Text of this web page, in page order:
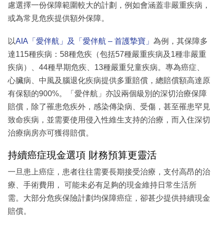
慮選擇一份保障範圍較大的計劃，例如會涵蓋非嚴重疾病，
或為常見危疾提供額外保障。
以AIA「愛伴航」及「愛伴航 – 首護摯寶」 為例，其保障多
達115種疾病：58種危疾（包括57種嚴重疾病及1種非嚴重
疾病）、44種早期危疾、13種嚴重兒童疾病。專為癌症、
心臟病、中風及腦退化疾病提供多重賠償，總賠償額高達原
有保額的900%。「愛伴航」亦設兩個級別的深切治療保障
賠償，除了罹患危疾外，感染傳染病、受傷，甚至罹患罕見
致命疾病，並需要使用侵入性維生支持的治療，而入住深切
治療病房亦可獲得賠償。
持續癌症現金選項 財務預算更靈活
一旦患上癌症，患者往往需要長期接受治療，支付高昂的治
療、手術費用， 可能未必有足夠的現金維持日常生活所
需。大部分危疾保險計劃均保障癌症，卻甚少提供持續現金
賠償。